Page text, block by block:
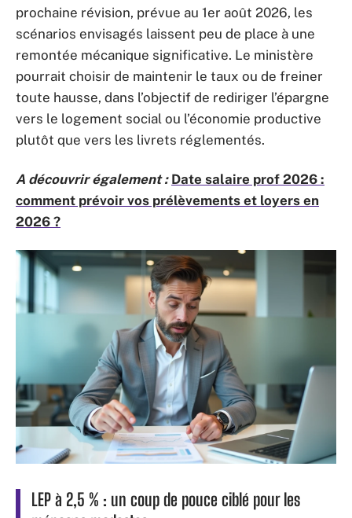
prochaine révision, prévue au 1er août 2026, les
scénarios envisagés laissent peu de place à une
remontée mécanique significative. Le ministère
pourrait choisir de maintenir le taux ou de freiner
toute hausse, dans l’objectif de rediriger l’épargne
vers le logement social ou l’économie productive
plutôt que vers les livrets réglementés.
A découvrir également : Date salaire prof 2026 :
comment prévoir vos prélèvements et loyers en
2026 ?
LEP à 2,5 % : un coup de pouce ciblé pour les